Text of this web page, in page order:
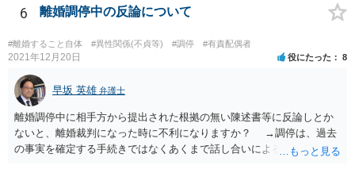
を勧めます。
6 離婚調停中の反論について
#離婚すること自体 #異性関係(不貞等) #調停 #有責配偶者
2021年12月20日 役にたった 8
早坂 英雄 弁護士
離婚調停中に相手方から提出された根拠の無い陳述書等に反論しとか
ないと、離婚裁判になった時に不利になりますか？ →調停は、過去
の事実を確定する手続きではなくあくまで話し合いによる合意を目指